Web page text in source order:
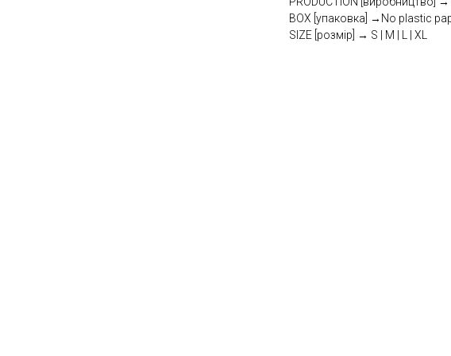
BOX [упаковка] →No plastic
SIZE [розмір] → S | M | L | XL